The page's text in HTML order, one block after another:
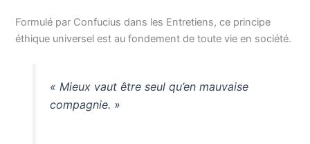
Formulé par Confucius dans les Entretiens, ce principe
éthique universel est au fondement de toute vie en société.
« Mieux vaut être seul qu’en mauvaise
compagnie. »